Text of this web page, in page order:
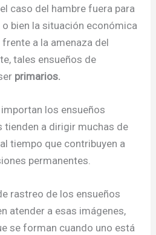
caso del hambre fuera para
bien la situación económica
a la amenaza del
tales ensueños de
primarios.
los ensueños
tienden a dirigir muchas de
tiempo que contribuyen a
permanentes.
rastreo de los ensueños
atender a esas imágenes,
se forman cuando uno está